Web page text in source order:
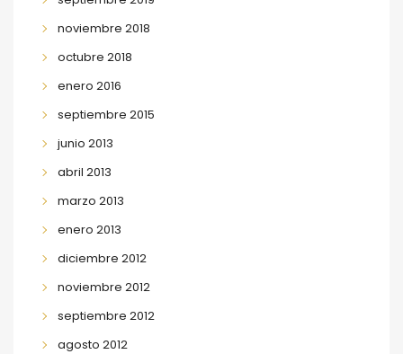
noviembre 2018
octubre 2018
enero 2016
septiembre 2015
junio 2013
abril 2013
marzo 2013
enero 2013
diciembre 2012
noviembre 2012
septiembre 2012
agosto 2012